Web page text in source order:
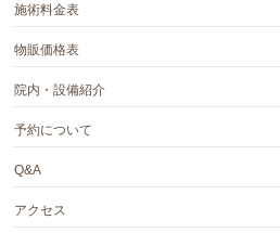
施術料金表
物販価格表
院内・設備紹介
予約について
Q&A
アクセス